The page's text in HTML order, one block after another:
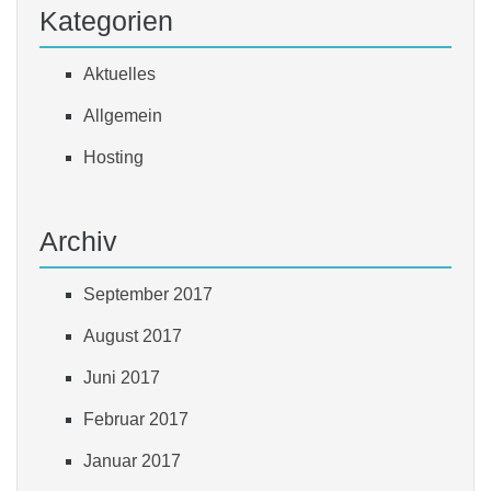
Kategorien
Aktuelles
Allgemein
Hosting
Archiv
September 2017
August 2017
Juni 2017
Februar 2017
Januar 2017